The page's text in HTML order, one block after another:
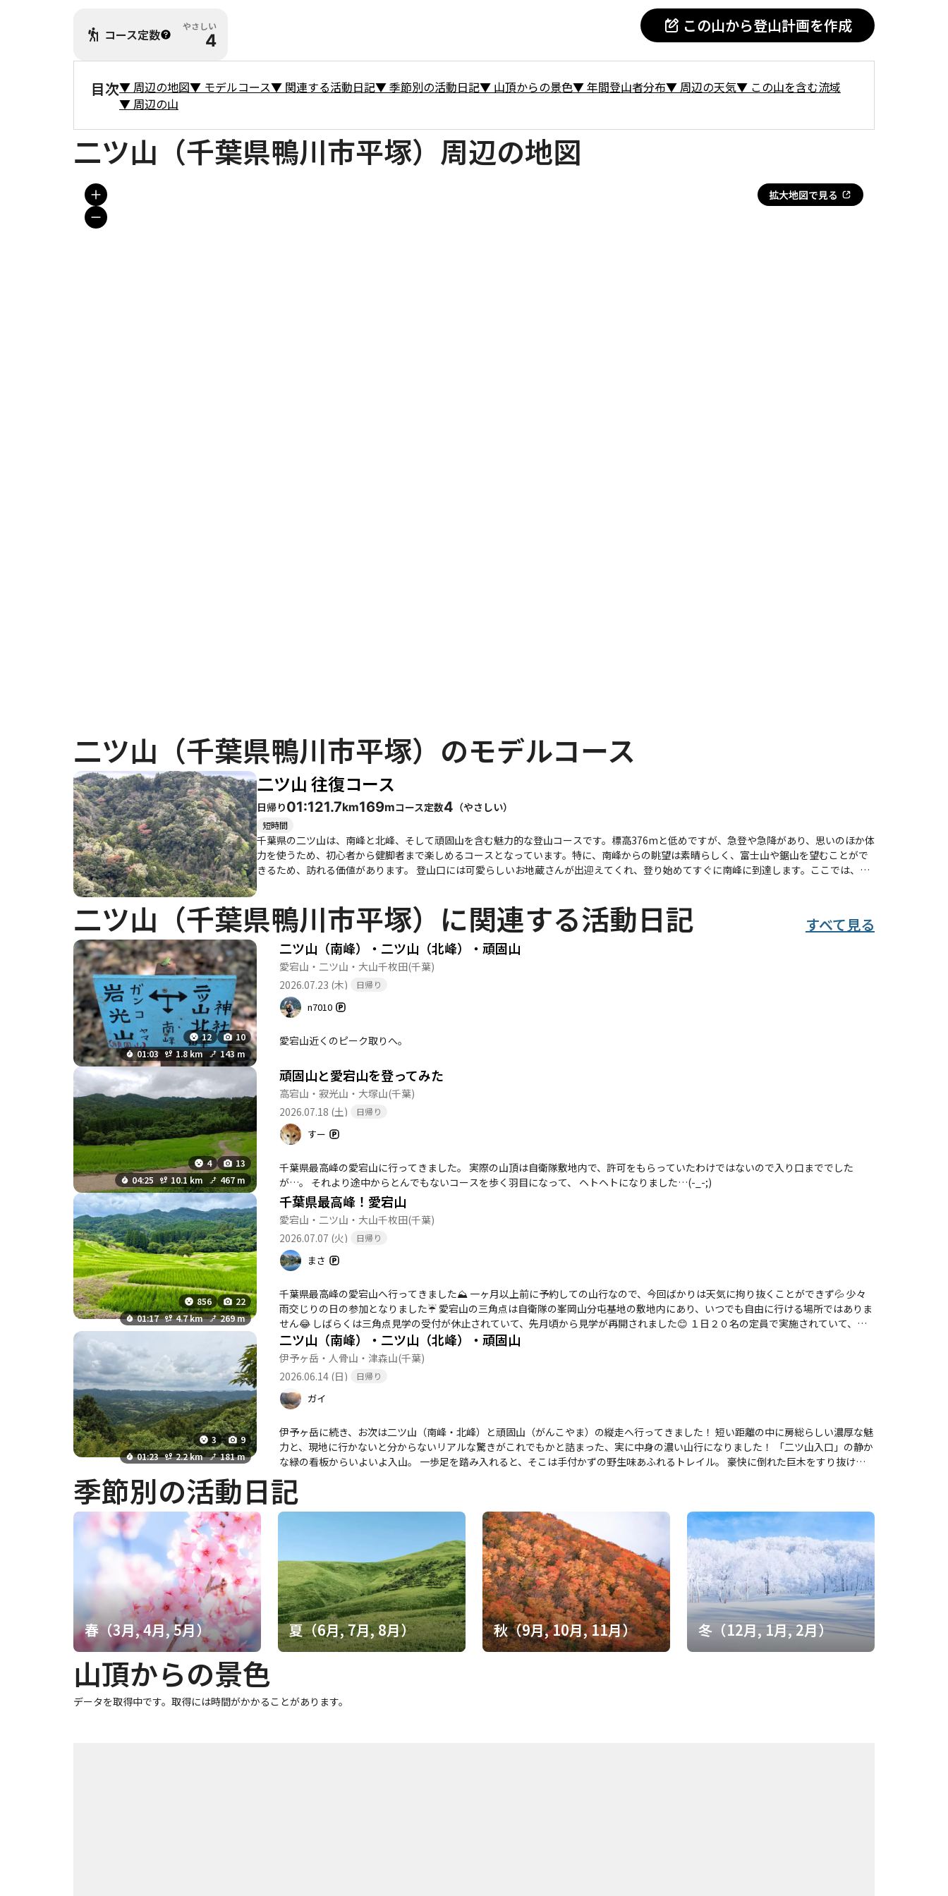
コース定数
やさしい
4
この山から登山計画を作成
目次▼ 周辺の地図▼ モデルコース▼ 関連する活動日記▼季節別の活動日記▼ 山頂からの景色▼年間登山者分布▼ 周辺の天気▼ この山を含む流域
▼ 周辺の山
二ツ山（千葉県鴨川市平塚）周辺の地図
拡大地図で見る
二ツ山（千葉県鴨川市平塚）のモデルコース
二ツ山 往復コース
日帰り01:121.7km169mコース定数4 （やさしい）
短時間
千葉県の二ツ山は、南峰と北峰、そして頑固山を含む魅力的な登山コースです。標高376mと低めですが、急登や急降があり、思いのほか体
力を使うため、初心者から健脚者まで楽しめるコースとなっています。特に、南峰からの眺望は素晴らしく、富士山や鋸山を望むことがで
きるため、訪れる価値があります。 登山口には可愛らしいお地蔵さんが出迎えてくれ、登り始めてすぐに南峰に到達します。ここでは、東
特に急な部分では滑りやすいので、慎重に進むことが求められます。登山者の中には、道に迷ったり滑ったりする経験をした方も多く、事
前に地図を確認しておくことが推奨されます。また、トイレはないため、登山前に準備をしておくことが大切です。 季節によっては、花々
や紅葉が楽しめるため、春や秋の訪問もおすすめです。周辺には温泉や地元のグルメスポットもあり、登山後の楽しみも充実しています。
特に、地魚回転寿司やバウムクーヘン工房など、登山後の食事も楽しみの一つです。 全体的に、二ツ山は自然を満喫しながら、静けさと達
成感を味わえる素晴らしいコースです。特に、仲間や家族と一緒に訪れると、より一層楽しい思い出が作れることでしょう。
二ツ山（千葉県鴨川市平塚）に関連する活動日記 すべて見る
12
10
01:03
1.8 km 143 m
二ツ山（南峰）・二ツ山（北峰）・頑固山
愛宕山・二ツ山・大山千枚田(千葉)
2026.07.23 (木)
日帰り
n7010
愛宕山近くのピーク取りへ。
4
13
04:25
10.1 km 467 m
頑固山と愛宕山を登ってみた
高宕山・寂光山・大塚山(千葉)
2026.07.18 (土)
日帰り
すー
千葉県最高峰の愛宕山に行ってきました。 実際の山頂は自衛隊敷地内で、許可をもらっていたわけではないので入り口まででした
が…。 それより途中からとんでもないコースを歩く羽目になって、 ヘトヘトになりました…(-_-;)
856
22
01:17
4.7 km 269 m
千葉県最高峰！愛宕山
愛宕山・二ツ山・大山千枚田(千葉)
2026.07.07 (火)
日帰り
まさ
千葉県最高峰の愛宕山へ行ってきました⛰️ 一ヶ月以上前に予約しての山行なので、今回ばかりは天気に拘り抜くことができず💦 少々
雨交じりの日の参加となりました☔️ 愛宕山の三角点は自衛隊の峯岡山分屯基地の敷地内にあり、いつでも自由に行ける場所ではありま
せん😂 しばらくは三角点見学の受付が休止されていて、先月頃から見学が再開されました😊 １日２０名の定員で実施されていて、自
衛隊の方が付き添って山頂に案内してくださいます😌 ３度目の申請でようやく受理されて登頂が叶いました！ 愛宕山に向かわれる方
は、自衛隊に申請の上、計画的に登頂を目指してください😉 これで都道府県最高峰巡りも残すところ後３座⛰️ 沖縄県の於茂登岳、福
3
9
01:23
2.2 km 181 m
二ツ山（南峰）・二ツ山（北峰）・頑固山
伊予ヶ岳・人骨山・津森山(千葉)
2026.06.14 (日)
日帰り
ガイ
伊予ヶ岳に続き、お次は二ツ山（南峰・北峰）と頑固山（がんこやま）の縦走へ行ってきました！ 短い距離の中に房総らしい濃厚な魅
力と、現地に行かないと分からないリアルな驚きがこれでもかと詰まった、実に中身の濃い山行になりました！ 「二ツ山入口」の静か
な緑の看板からいよいよ入山。 一歩足を踏み入れると、そこは手付かずの野生味あふれるトレイル。 豪快に倒れた巨木をすり抜ける
ように進み、木々の合間から時折覗く房総の美しい連山を眺めることが出来ます！ 道中にはイノシシ用と思しき大きな捕獲檻も出現
し、里山のリアルな緊張感を肌で感じました。 そして！ミッションである「二ツ山（北峰）」に到着。 味のある青い山頂標識と、石
垣の上の厳かな祠が迎えてくれたのですが……ここで第一のトラップが発生！なんとYAMAPが示す山頂の位置が実態と全く合っておら
ず、案内通りに進もうとするとまさかの崖の先（笑）。 安全第一でルートを見極めながら崖を少し下り、なんとかクリアしました！ ※
て山頂に辿り着くと、そこに待っていたのは第二 of トラップ。なんと山頂標識にドカンと書かれていたのは「岩光山（がんこうや
ま）」の文字！ 「あれ？山を間違えたか？」と焦ってよく見ると、左下に小さく「（頑固山）ユーモア名です」との書き込みが
（笑）。 この現地の愛すべきユーモアには、思わず山頂で笑ってしまいました^ ^ 山頂の先の展望台では眼下に広がる広大な里山の大
パノラマを堪能。 崖っぷちの山頂位置に、謎のユーモア標識と、最後まで飽きさせない大満足の冒険になりました。やっぱり房総のデ
ィープな山歩きはパトロールしがいがありますね！ また道に迷ってしまいましたが・・・
季節別の活動日記
春（3月, 4月, 5月） 夏（6月, 7月, 8月） 秋（9月, 10月, 11月） 冬（12月, 1月, 2月）
山頂からの景色
データを取得中です。取得には時間がかかることがあります。